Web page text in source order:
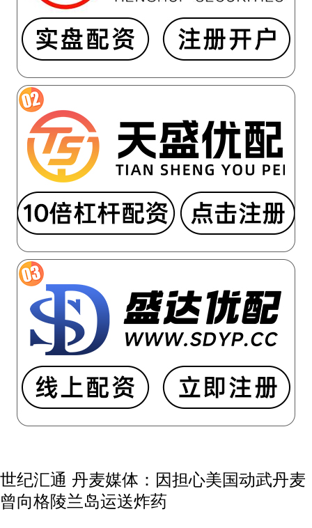
世纪汇通 丹麦媒体：因担心美国动武丹麦
曾向格陵兰岛运送炸药